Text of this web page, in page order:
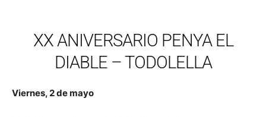
XX ANIVERSARIO PENYA EL
DIABLE – TODOLELLA
Viernes, 2 de mayo